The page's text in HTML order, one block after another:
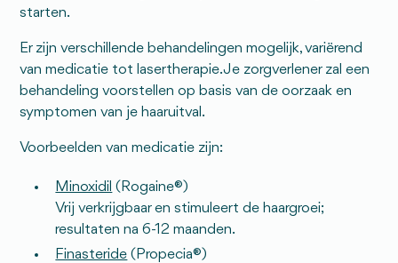
starten.
Er zijn verschillende behandelingen mogelijk, variërend
van medicatie tot lasertherapie. Je zorgverlener zal een
behandeling voorstellen op basis van de oorzaak en
symptomen van je haaruitval.
Voorbeelden van medicatie zijn:
Minoxidil (Rogaine®)
Vrij verkrijgbaar en stimuleert de haargroei;
resultaten na 6-12 maanden.
Finasteride (Propecia®)